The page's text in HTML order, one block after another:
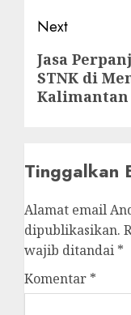
Next
Next
post:
Jasa
STNK di
Kalimantan
Tinggalkan
Alamat email
dipublikasikan.
wajib ditandai *
Komentar *